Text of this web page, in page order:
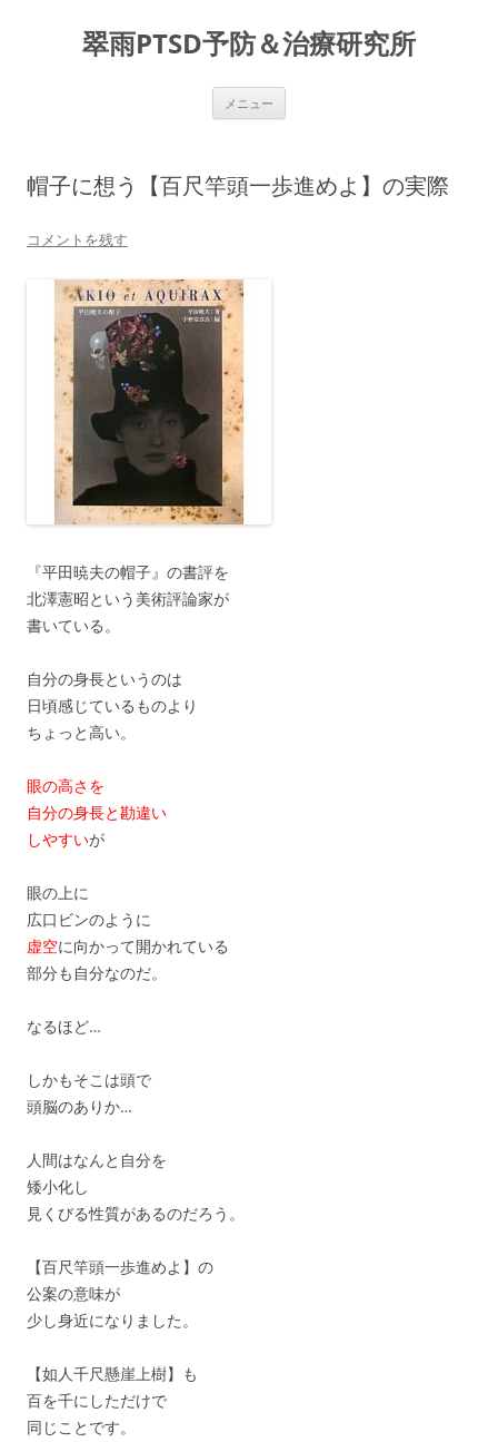
翠雨PTSD予防＆治療研究所
メニュー
帽子に想う【百尺竿頭一歩進めよ】の実際
コメントを残す
『平田暁夫の帽子』の書評を
北澤憲昭という美術評論家が
書いている。
自分の身長というのは
日頃感じているものより
ちょっと高い。
眼の高さを
自分の身長と勘違い
しやすいが
眼の上に
広口ビンのように
虚空に向かって開かれている
部分も自分なのだ。
なるほど…
しかもそこは頭で
頭脳のありか…
人間はなんと自分を
矮小化し
見くびる性質があるのだろう。
【百尺竿頭一歩進めよ】の
公案の意味が
少し身近になりました。
【如人千尺懸崖上樹】も
百を千にしただけで
同じことです。